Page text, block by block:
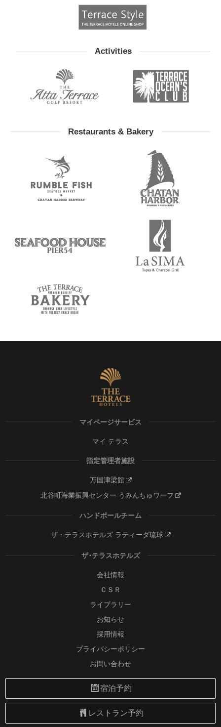
Activities
Restaurants & Bakery
マイページサービス
マイ テラス
指定管理者施設
万国津梁館
北谷町海業振興センター うみんちゅワーフ
ハンドボールチーム
ザ・テラスホテルズ ラティーダ琉球
ザ･テラスホテルズ
会社情報
ＣＳＲ
ライブラリー
お知らせ
採用情報
プライバシーポリシー
お問い合わせ
宿泊予約
レストラン予約